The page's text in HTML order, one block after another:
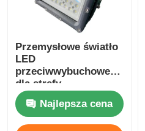
Przemysłowe światło
LED
przeciwwybuchowe
dla strefy
niebezpiecznej Strefa
1 Strefa 2Najlepsza cena